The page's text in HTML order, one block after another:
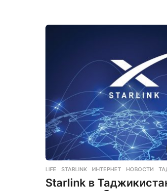
с
н
а
д
LIFE STARLINK ,ИНТЕРНЕТ ,НОВОСТИ ,
Starlink в